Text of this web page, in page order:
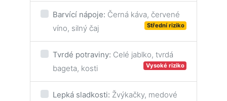
Barvící nápoje: Černá káva, červené
víno, silný čaj
Střední riziko
Tvrdé potraviny: Celé jablko, tvrdá
bageta, kosti
Vysoké riziko
Lepká sladkosti: Žvýkačky, medové